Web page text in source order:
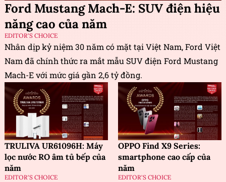
Ford Mustang Mach-E: SUV điện hiệu
năng cao của năm
EDITOR'S CHOICE
Nhân dịp kỷ niệm 30 năm có mặt tại Việt Nam, Ford Việt
Nam đã chính thức ra mắt mẫu SUV điện Ford Mustang
Mach-E với mức giá gần 2,6 tỷ đồng.
TRULIVA UR61096H: Máy
lọc nước RO âm tủ bếp của
năm
EDITOR'S CHOICE
OPPO Find X9 Series:
smartphone cao cấp của
năm
EDITOR'S CHOICE